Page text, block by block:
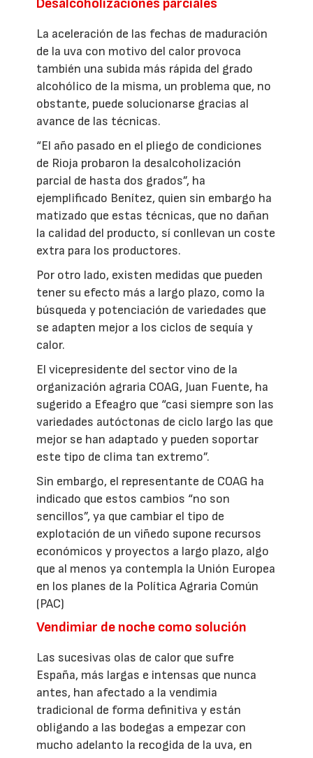
Desalcoholizaciones parciales
La aceleración de las fechas de maduración
de la uva con motivo del calor provoca
también una subida más rápida del grado
alcohólico de la misma, un problema que, no
obstante, puede solucionarse gracias al
avance de las técnicas.
“El año pasado en el pliego de condiciones
de Rioja probaron la desalcoholización
parcial de hasta dos grados”, ha
ejemplificado Benítez, quien sin embargo ha
matizado que estas técnicas, que no dañan
la calidad del producto, sí conllevan un coste
extra para los productores.
Por otro lado, existen medidas que pueden
tener su efecto más a largo plazo, como la
búsqueda y potenciación de variedades que
se adapten mejor a los ciclos de sequía y
calor.
El vicepresidente del sector vino de la
organización agraria COAG, Juan Fuente, ha
sugerido a Efeagro que “casi siempre son las
variedades autóctonas de ciclo largo las que
mejor se han adaptado y pueden soportar
este tipo de clima tan extremo”.
Sin embargo, el representante de COAG ha
indicado que estos cambios “no son
sencillos”, ya que cambiar el tipo de
explotación de un viñedo supone recursos
económicos y proyectos a largo plazo, algo
que al menos ya contempla la Unión Europea
en los planes de la Política Agraria Común
(PAC)
Vendimiar de noche como solución
Las sucesivas olas de calor que sufre
España, más largas e intensas que nunca
antes, han afectado a la vendimia
tradicional de forma definitiva y están
obligando a las bodegas a empezar con
mucho adelanto la recogida de la uva, en